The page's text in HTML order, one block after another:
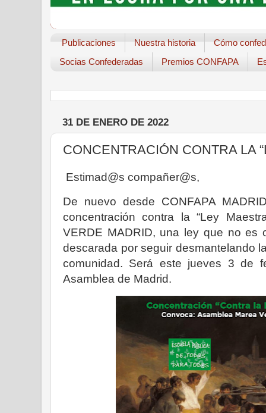
Publicaciones Nuestra historia
Cómo
Socias Confederadas
Premios CONFAPA
31 DE ENERO DE 2022
CONCENTRACIÓN CONTRA LA
Estimad@s compañer@s,
De nuevo desde CONFAPA
concentración contra la “Ley
VERDE MADRID, una ley que no es
descarada por seguir desmantelando
comunidad. Será este jueves 3 de
Asamblea de Madrid.